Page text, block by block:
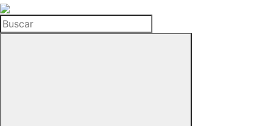
La
Hemeroteca
del
Buscar